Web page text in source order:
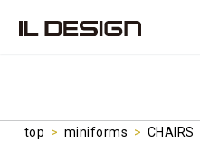
top > miniforms > CHAIRS